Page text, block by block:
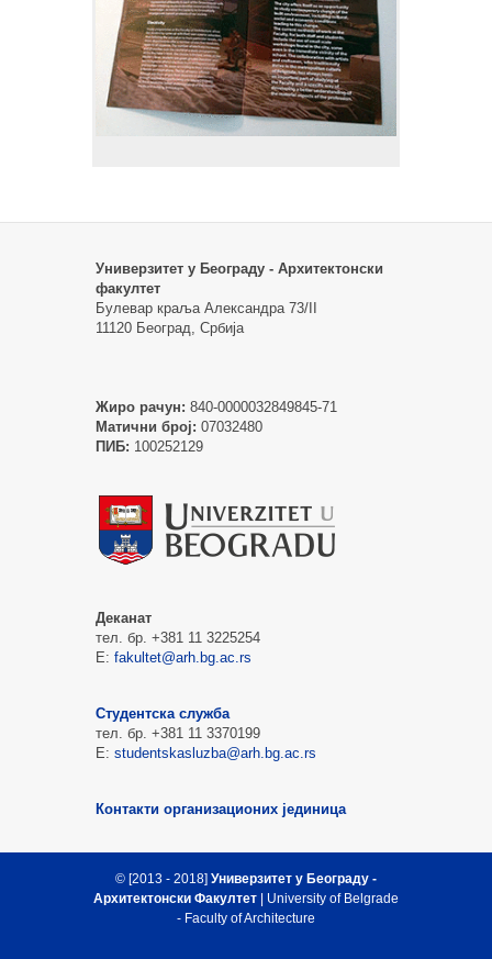
Универзитет у Београду - Архитектонски
факултет
Булевар краља Александра 73/II
11120 Београд, Србија
Жиро рачун: 840-0000032849845-71
Матични број: 07032480
ПИБ: 100252129
Деканат
тел. бр. +381 11 3225254
Е: fakultet@arh.bg.ac.rs
Студентска служба
тел. бр. +381 11 3370199
Е: studentskasluzba@arh.bg.ac.rs
Контакти организационих јединица
© [2013 - 2018] Универзитет у Београду -
Архитектонски Факултет | University of Belgrade
- Faculty of Architecture